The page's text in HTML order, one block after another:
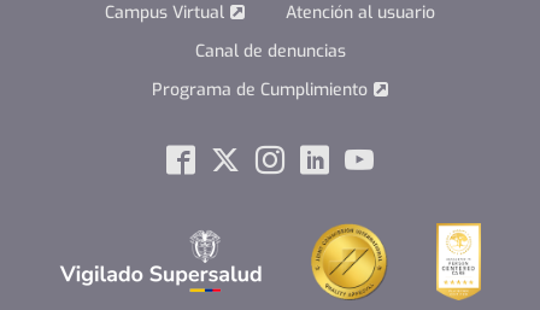
Campus Virtual
Atención al usuario
Canal de denuncias
Programa de Cumplimiento